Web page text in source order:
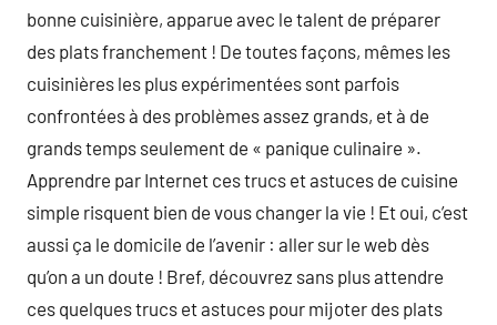
bonne cuisinière, apparue avec le talent de préparer
des plats franchement ! De toutes façons, mêmes les
cuisinières les plus expérimentées sont parfois
confrontées à des problèmes assez grands, et à de
grands temps seulement de « panique culinaire ».
Apprendre par Internet ces trucs et astuces de cuisine
simple risquent bien de vous changer la vie ! Et oui, c’est
aussi ça le domicile de l’avenir : aller sur le web dès
qu’on a un doute ! Bref, découvrez sans plus attendre
ces quelques trucs et astuces pour mijoter des plats